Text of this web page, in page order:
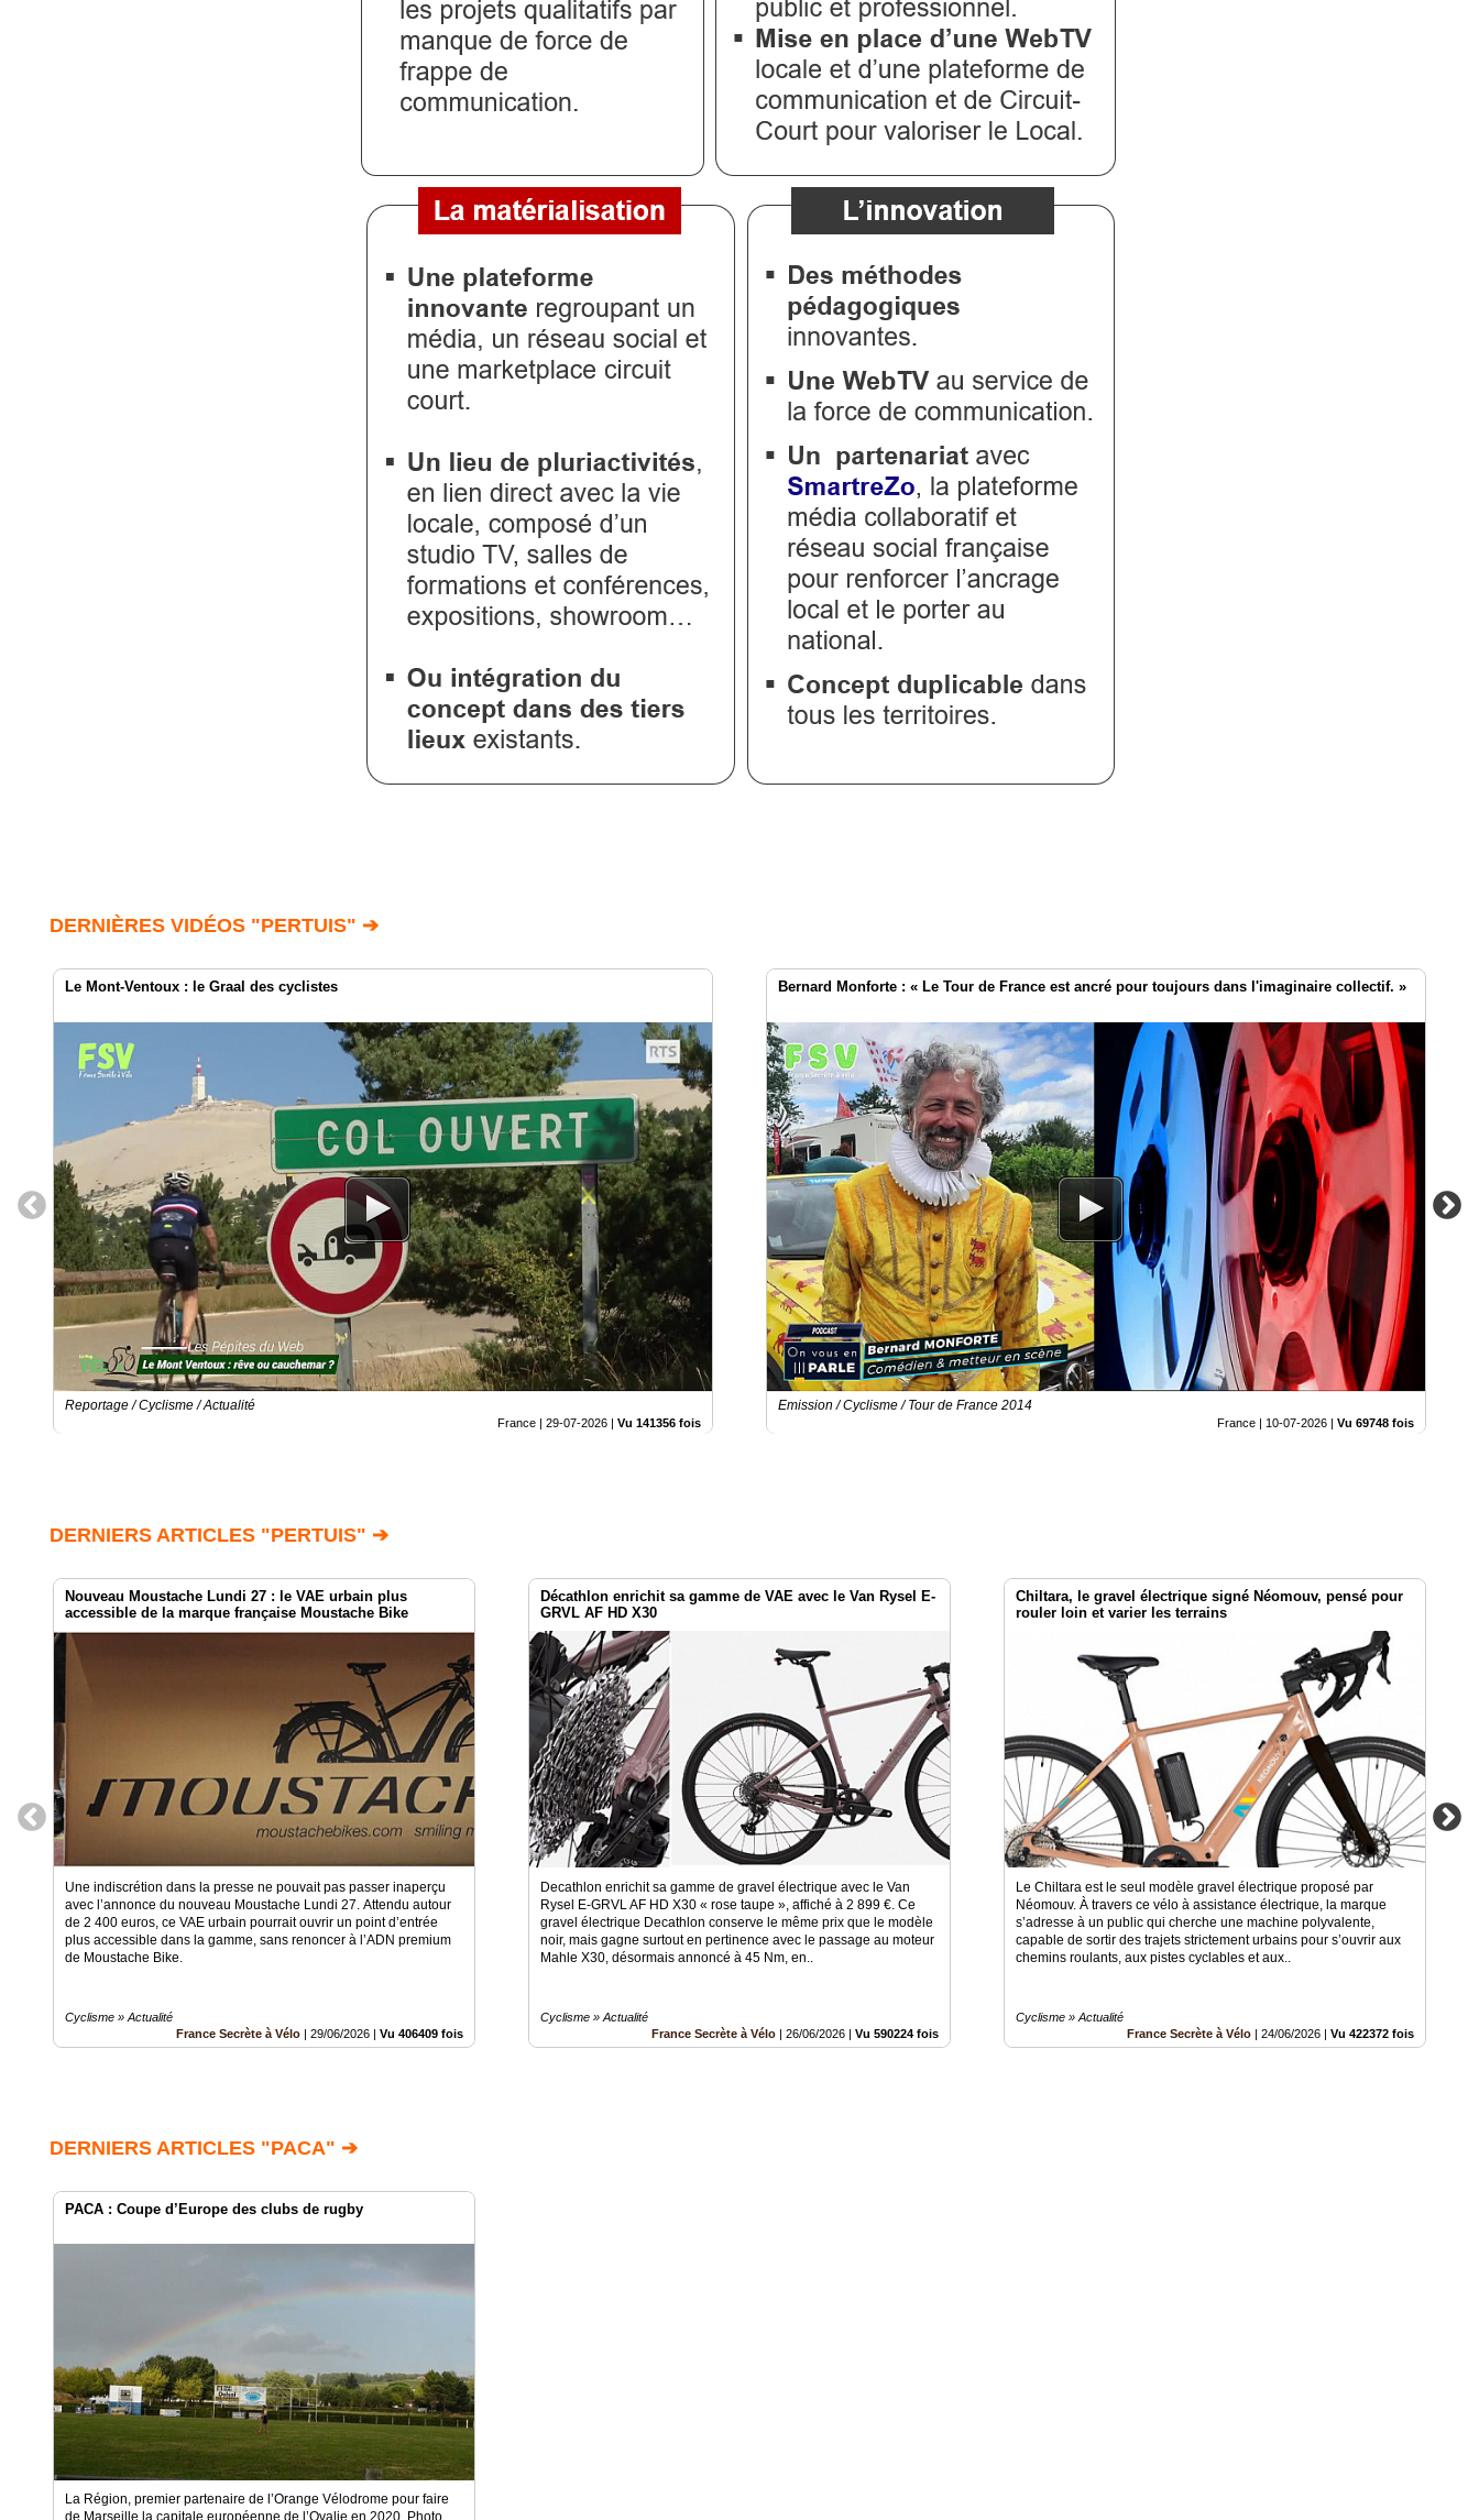
DERNIÈRES VIDÉOS "PERTUIS" ➔
Le Mont-Ventoux : le Graal des cyclistes
Reportage / Cyclisme / Actualité
France | 29-07-2026 | Vu 141356 fois
Bernard Monforte : « Le Tour de France est ancré pour toujours dans l'imaginaire collectif. »
Emission / Cyclisme / Tour de France 2014
France | 10-07-2026 | Vu 69748 fois
DERNIERS ARTICLES "PERTUIS" ➔
Nouveau Moustache Lundi 27 : le VAE urbain plus
accessible de la marque française Moustache Bike
Une indiscrétion dans la presse ne pouvait pas passer inaperçu
avec l’annonce du nouveau Moustache Lundi 27. Attendu autour
de 2 400 euros, ce VAE urbain pourrait ouvrir un point d’entrée
plus accessible dans la gamme, sans renoncer à l’ADN premium
de Moustache Bike.
Cyclisme » Actualité
France Secrète à Vélo | 29/06/2026 | Vu 406409 fois
Décathlon enrichit sa gamme de VAE avec le Van Rysel E-
GRVL AF HD X30
Decathlon enrichit sa gamme de gravel électrique avec le Van
Rysel E-GRVL AF HD X30 « rose taupe », affiché à 2 899 €. Ce
gravel électrique Decathlon conserve le même prix que le modèle
noir, mais gagne surtout en pertinence avec le passage au moteur
Mahle X30, désormais annoncé à 45 Nm, en..
Cyclisme » Actualité
France Secrète à Vélo | 26/06/2026 | Vu 590224 fois
Chiltara, le gravel électrique signé Néomouv, pensé pour
rouler loin et varier les terrains
Le Chiltara est le seul modèle gravel électrique proposé par
Néomouv. À travers ce vélo à assistance électrique, la marque
s’adresse à un public qui cherche une machine polyvalente,
capable de sortir des trajets strictement urbains pour s’ouvrir aux
chemins roulants, aux pistes cyclables et aux..
Cyclisme » Actualité
France Secrète à Vélo | 24/06/2026 | Vu 422372 fois
DERNIERS ARTICLES "PACA" ➔
PACA : Coupe d’Europe des clubs de rugby
La Région, premier partenaire de l’Orange Vélodrome pour faire